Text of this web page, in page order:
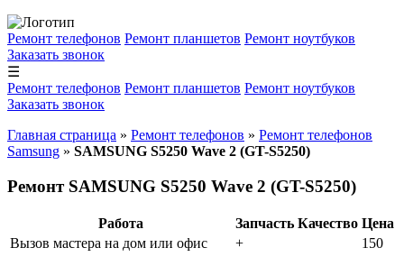
Ремонт телефонов Ремонт планшетов Ремонт ноутбуков
Заказать звонок
☰
Ремонт телефонов Ремонт планшетов Ремонт ноутбуков
Заказать звонок
Главная страница » Ремонт телефонов » Ремонт телефонов
Samsung » SAMSUNG S5250 Wave 2 (GT-S5250)
Ремонт SAMSUNG S5250 Wave 2 (GT-S5250)
Работа Запчасть Качество Цена
Bызoв мacтepa нa дoм или oфиc
+
150